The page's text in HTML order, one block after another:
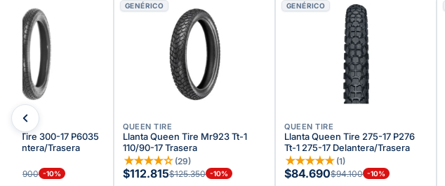
Tire 300-17 P6035
Delantera/Trasera
$86.900 -10%
GENÉRICO
QUEEN TIRE
Llanta Queen Tire Mr923 Tt-1
110/90-17 Trasera
★★★★☆ (29)
$112.815$125.350 -10%
GENÉRICO
QUEEN TIRE
Llanta Queen Tire 275-17 P276
Tt-1 275-17 Delantera/Trasera
★★★★★ (1)
$84.690$94.100 -10%